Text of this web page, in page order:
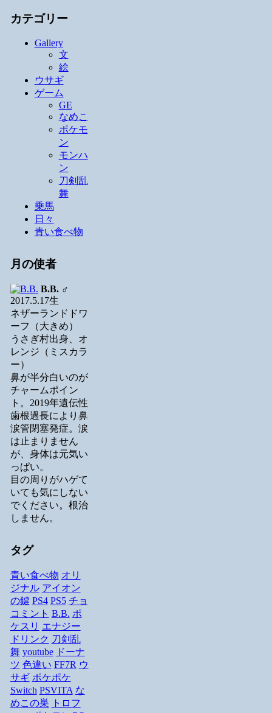
カテゴリー
Gallery
文
絵
ウサギ
ゲーム
GE
なめこ
ポケモ
ン
モンハ
ン
刀剣乱
舞
乗馬
日々
青い食べ物
月の使者
B.B.♂
2017.5.17生
ネザーランドドワ
ーフ（大きめ）
うさぎ村出身、オ
レンジ（ミスカラ
ー）
鼻が半分白いのが
チャームポイン
ト。2019年遺伝性
歯根過長により鼻
涙管閉塞発症。涙
は止まりません
が、身体は元気い
っぱい。
目の周りがハゲて
いても気にしない
でください。根治
しません。
タグ
青い食べ物 オリ
ジナル アイオン
の鍵 PS4 PS5 チョ
コミント B.B. ポ
ケスリ エナジー
ドリンク 刀剣乱
舞 youtube
ドーナ
ツ 色違い FF7R ウ
サギ ポケポケ
Switch PSVITA な
めこの巣
トロフ